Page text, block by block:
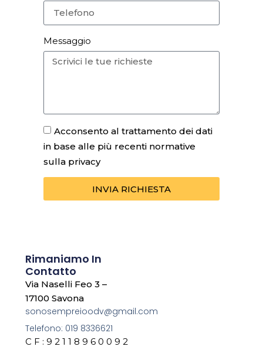
Messaggio
Acconsento al trattamento dei dati
in base alle più recenti normative
sulla privacy
INVIA RICHIESTA
Rimaniamo In
Contatto
Via Naselli Feo 3 –
17100 Savona
sonosempreioodv@gmail.com
Telefono: 019 8336621
C F : 9 2 1 1 8 9 6 0 0 9 2